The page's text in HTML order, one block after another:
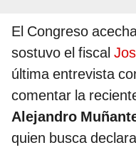
El Congreso
sostuvo el fiscal
última entrevista
comentar la
Alejandro
quien busca